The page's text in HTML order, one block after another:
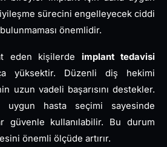
sürecini engelleyecek ciddi
önemlidir.
eden kişilerde implant tedavisi
yüksektir. Düzenli diş hekimi
uzun vadeli başarısını destekler.
uygun hasta seçimi sayesinde
güvenle kullanılabilir. Bu durum
önemli ölçüde artırır.